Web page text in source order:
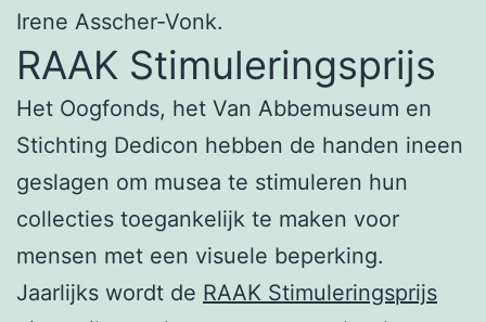
Irene Asscher-Vonk.
RAAK Stimuleringsprijs
Het Oogfonds, het Van Abbemuseum en
Stichting Dedicon hebben de handen ineen
geslagen om musea te stimuleren hun
collecties toegankelijk te maken voor
mensen met een visuele beperking.
Jaarlijks wordt de RAAK Stimuleringsprijs